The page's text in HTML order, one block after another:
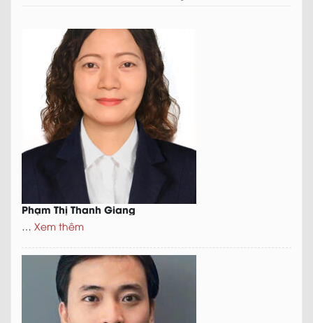
Phạm Thị Thanh Giang
… Xem thêm